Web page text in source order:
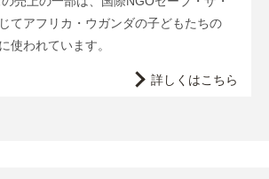
てアフリカ・ウガンダの子どもたちの
使われています。
詳しくはこちら